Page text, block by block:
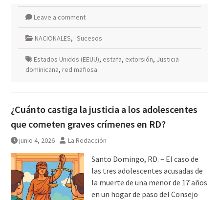
Leave a comment
NACIONALES, Sucesos
Estados Unidos (EEUU), estafa, extorsión, Justicia
dominicana, red mafiosa
¿Cuánto castiga la justicia a los adolescentes
que cometen graves crímenes en RD?
junio 4, 2026 La Redacción
Santo Domingo, RD. – El caso de
las tres adolescentes acusadas de
la muerte de una menor de 17 años
en un hogar de paso del Consejo